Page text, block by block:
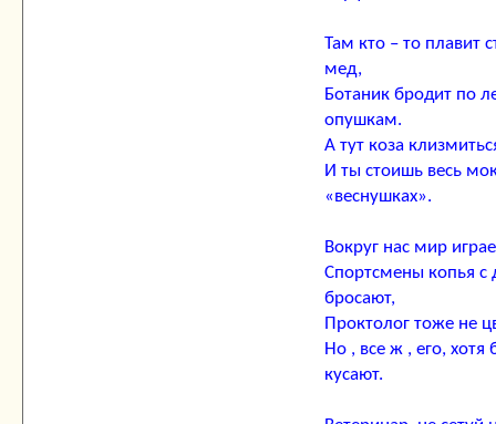
Там кто – то плавит
мед,
Ботаник бродит по
опушкам.
А тут коза
И ты стоишь весь
«веснушках».
Вокруг нас мир
Спортсмены копья с
бросают,
Проктолог тоже не
Но , все ж , его, хотя
кусают.